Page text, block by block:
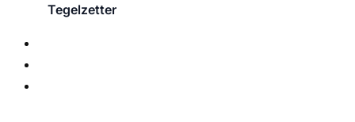
Tegelzetter